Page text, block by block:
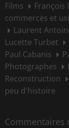
Films
François
commerces et
Laurent
Lucette Turbet
Paul Cabanis
Photographes
Reconstruction
peu d'histoire
Commentaires